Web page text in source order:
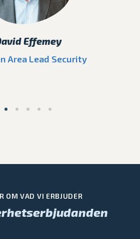
Effemey
Area Lead Security
OM VAD VI ERBJUDER